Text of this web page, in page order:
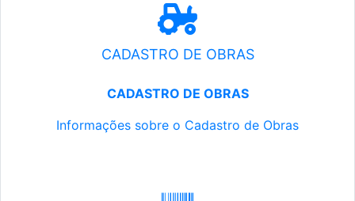
CADASTRO DE OBRAS
CADASTRO DE OBRAS
Informações sobre o Cadastro de Obras